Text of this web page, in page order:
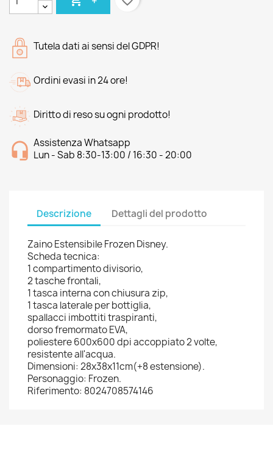
Tutela dati ai sensi del GDPR!
Ordini evasi in 24 ore!
Diritto di reso su ogni prodotto!
Assistenza Whatsapp
Lun - Sab 8:30-13:00 / 16:30 - 20:00
Descrizione Dettagli del prodotto
Zaino Estensibile Frozen Disney.
Scheda tecnica:
1 compartimento divisorio,
2 tasche frontali,
1 tasca interna con chiusura zip,
1 tasca laterale per bottiglia,
spallacci imbottiti traspiranti,
dorso fremormato EVA,
poliestere 600x600 dpi accoppiato 2 volte,
resistente all'acqua.
Dimensioni: 28x38x11cm(+8 estensione).
Personaggio: Frozen.
Riferimento: 8024708574146